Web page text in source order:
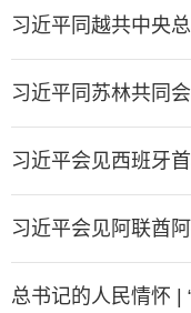
习近平同越共中央
习近平同苏林共同
习近平会见西班牙
习近平会见阿联酋
总书记的人民情怀 |